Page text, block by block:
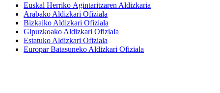
Euskal Herriko Agintaritzaren Aldizkaria
Arabako Aldizkari Ofiziala
Bizkaiko Aldizkari Ofiziala
Gipuzkoako Aldizkari Ofiziala
Estatuko Aldizkari Ofiziala
Europar Batasuneko Aldizkari Ofiziala